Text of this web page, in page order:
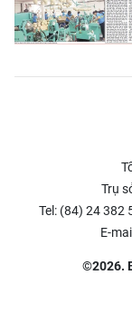
Trụ
Tel: (84) 24 382
E-
©2026.